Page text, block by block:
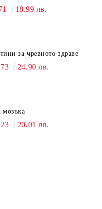
18.99 лв.
за чревното здраве
24.90 лв.
мозъка
20.01 лв.